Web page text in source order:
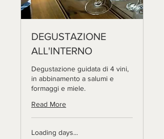
DEGUSTAZIONE
ALL'INTERNO
Degustazione guidata di 4 vini,
in abbinamento a salumi e
formaggi e miele.
Read More
Loading days...